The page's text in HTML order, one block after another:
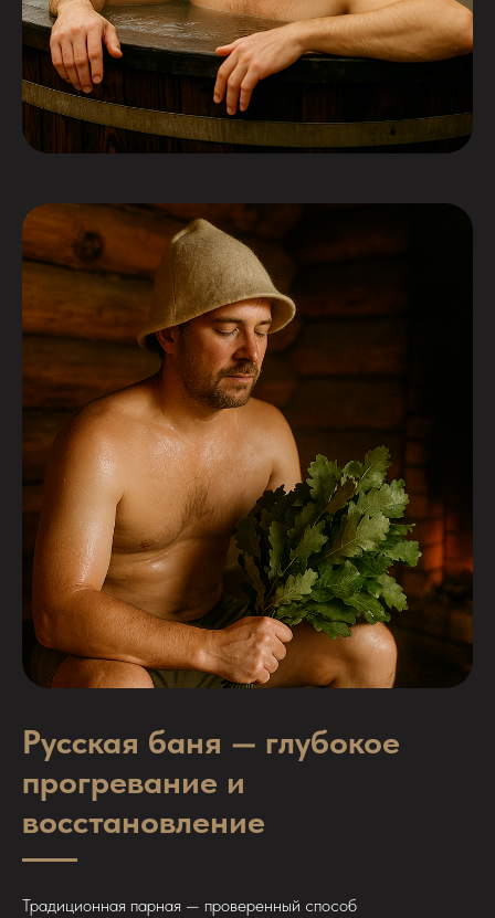
Русская баня — глубокое
прогревание и
восстановление
Традиционная парная — проверенный способ